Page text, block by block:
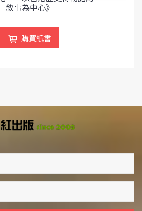
敘事為中心》
購買紙書